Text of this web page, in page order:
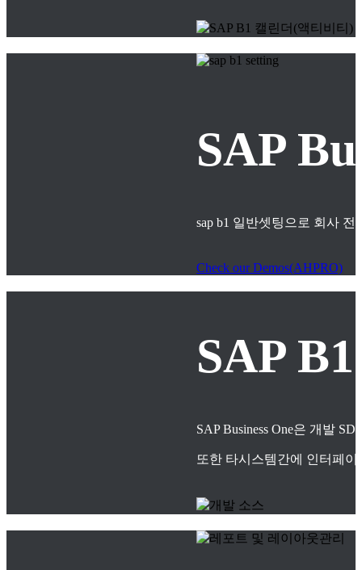
SAP
sap b1 일반셋팅으로 회사
Check our Demos(AHPRO)
SAP
SAP Business One은 개발
또한 타시스템간에 인터페